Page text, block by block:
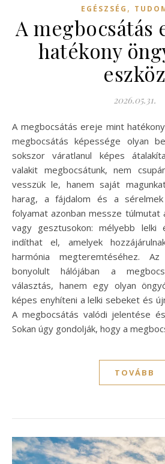
EGÉSZSÉG ,
A megbocsátás
hatékony
eszköz
2026.05.31.
A megbocsátás ereje mint hatékony öngyógyító eszköz A
megbocsátás képessége olyan
sokszor váratlanul képes
valakit megbocsátunk, nem
vesszük le, hanem saját
harag, a fájdalom és a
folyamat azonban messze túlmutat
vagy gesztusokon: mélyebb lelki
indíthat el, amelyek
harmónia megteremtéséhez.
bonyolult hálójában a
választás, hanem egy olyan
képes enyhíteni a lelki sebeket és
A megbocsátás valódi jelentése
Sokan úgy gondolják, hogy a
TOVÁBB